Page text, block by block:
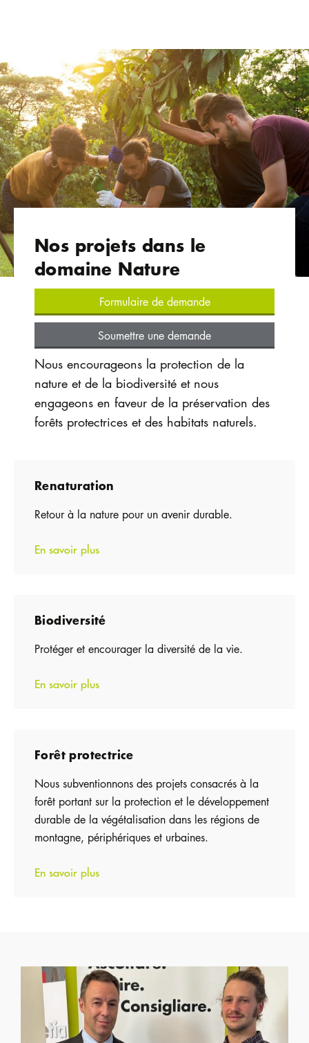
Nos projets dans le
domaine Nature
Formulaire de demande
Soumettre une demande
Nous encourageons la protection de la
nature et de la biodiversité et nous
engageons en faveur de la préservation des
forêts protectrices et des habitats naturels.
Renaturation
Retour à la nature pour un avenir durable.
En savoir plus
Biodiversité
Protéger et encourager la diversité de la vie.
En savoir plus
Forêt protectrice
Nous subventionnons des projets consacrés à la
forêt portant sur la protection et le développement
durable de la végétalisation dans les régions de
montagne, périphériques et urbaines.
En savoir plus